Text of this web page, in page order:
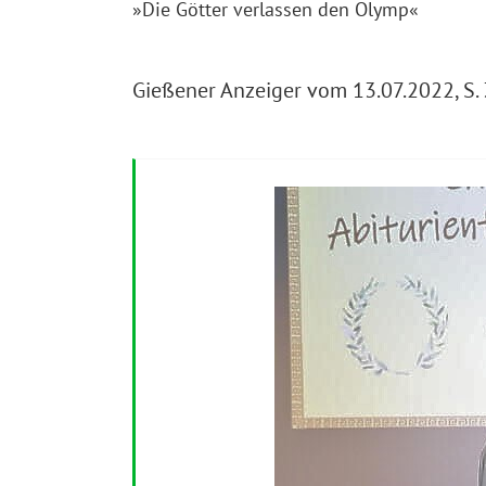
»Die Götter verlassen den Olymp«
Gießener Anzeiger vom 13.07.2022, S.